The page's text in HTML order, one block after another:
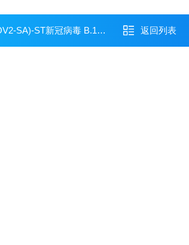
新冠病毒 B.1.351 南非突变株质控 返回列表